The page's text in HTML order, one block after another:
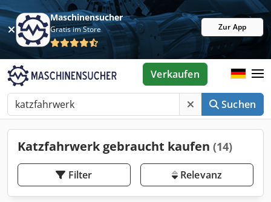
Maschinensucher
Gratis im Store Zur App
Suchen
Verkaufen
Katzfahrwerk gebraucht kaufen (14)
Filter Relevanz